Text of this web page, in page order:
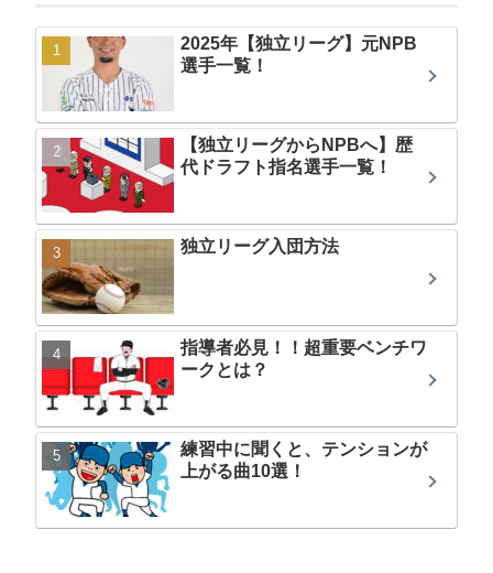
2025年【独立リーグ】元NPB
選手一覧！
【独立リーグからNPBへ】歴
代ドラフト指名選手一覧！
独立リーグ入団方法
指導者必見！！超重要ベンチワ
ークとは？
練習中に聞くと、テンションが
上がる曲10選！